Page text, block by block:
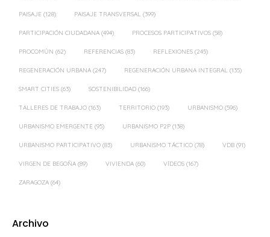
PAISAJE (128) PAISAJE TRANSVERSAL (399)
PARTICIPACIÓN CIUDADANA (494) PROCESOS PARTICIPATIVOS (58)
PROCOMÚN (62) REFERENCIAS (83) REFLEXIONES (245)
REGENERACIÓN URBANA (247) REGENERACIÓN URBANA INTEGRAL (135)
SMART CITIES (63) SOSTENIBILIDAD (166)
TALLERES DE TRABAJO (163) TERRITORIO (193) URBANISMO (596)
URBANISMO EMERGENTE (95) URBANISMO P2P (138)
URBANISMO PARTICIPATIVO (83) URBANISMO TÁCTICO (78) VDB (91)
VIRGEN DE BEGOÑA (89) VIVIENDA (60) VÍDEOS (167)
ZARAGOZA (64)
Archivo